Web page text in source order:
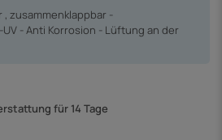
, zusammenklappbar -
- Anti Korrosion - Lüftung an der
für 14 Tage